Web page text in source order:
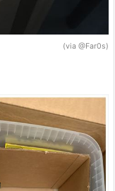
(via @Far0s)